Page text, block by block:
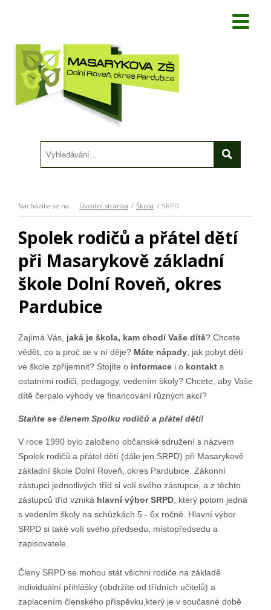
Nacházíte se na: Úvodní stránka Škola SRPD
Spolek rodičů a přátel dětí
při Masarykově základní
škole Dolní Roveň, okres
Pardubice
Zajímá Vás, jaká je škola, kam chodí Vaše dítě? Chcete
vědět, co a proč se v ní děje? Máte nápady , jak pobyt dětí
ve škole zpříjemnit? Stojíte o informace i o kontakt s
ostatními rodiči, pedagogy, vedením školy? Chcete, aby Vaše
dítě čerpalo výhody ve financování různých akcí?
Staňte se členem Spolku rodičů a přátel dětí!
V roce 1990 bylo založeno občanské sdružení s názvem
Spolek rodičů a přátel dětí (dále jen SRPD) při Masarykově
základní škole Dolní Roveň, okres Pardubice. Zákonní
zástupci jednotlivých tříd si volí svého zástupce, a z těchto
zástupců tříd vzniká hlavní výbor SRPD , který potom jedná
s vedením školy na schůzkách 5 - 6x ročně. Hlavní výbor
SRPD si také volí svého předsedu, místopředsedu a
zapisovatele.
Členy SRPD se mohou stát všichni rodiče na základě
individuální přihlášky (obdržíte od třídních učitelů) a
zaplacením členského příspěvku,který je v současné době